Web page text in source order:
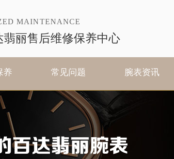
MAINTENANCE
翡丽售后维修保养中心
养 常见问题 腕表资讯
百达翡丽腕表